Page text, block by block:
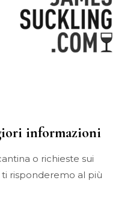
informazioni
o richieste sui
risponderemo al più